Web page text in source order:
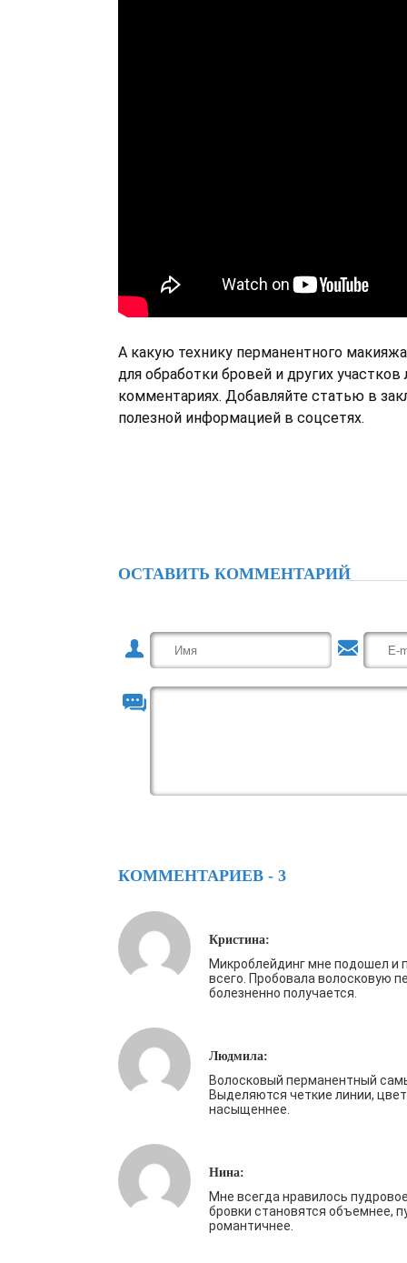
А какую технику перманентного
для обработки бровей и других
комментариях. Добавляйте статью в
полезной информацией в соцсетях.
ОСТАВИТЬ КОММЕНТАРИЙ
КОММЕНТАРИЕВ - 3
Кристина:
Микроблейдинг мне подошел и
всего. Пробовала волосковую
болезненно получается.
Людмила:
Волосковый перманентный
Выделяются четкие линии,
насыщеннее.
Нина:
Мне всегда нравилось
бровки становятся объемнее,
романтичнее.